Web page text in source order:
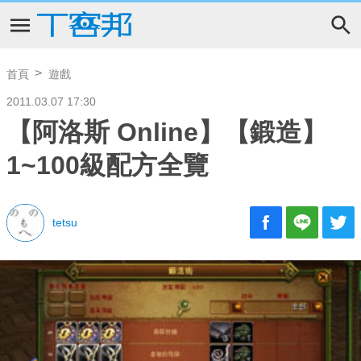
首頁 遊戲
2011.03.07 17:30
【阿洛斯 Online】【鍛造】
1~100級配方全覽
tetsu